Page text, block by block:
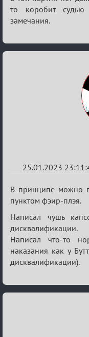
то коробит
замечания.
25.01.2023
Re:
Обсуждение
«Justice»
В принципе можно
пунктом фэир-плэя.
Написал чушь
дисквалификации.
Написал что-то
наказания как у
дисквалификации).